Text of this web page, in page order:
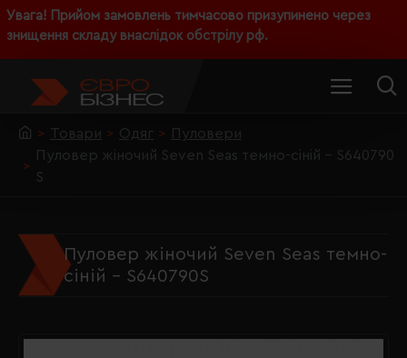
Увага! Прийом замовлень тимчасово призупинено через
знищення складу внаслідок обстрілу рф.
Товари Одяг
Пуловери
Пуловер жіночий Seven Seas темно-сіній - S640790
S
Пуловер жіночий Seven Seas темно-
сіній - S640790S